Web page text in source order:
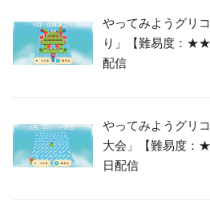
やってみようグリ
り」【難易度：★★
配信
やってみようグリ
大会」【難易度：
日配信